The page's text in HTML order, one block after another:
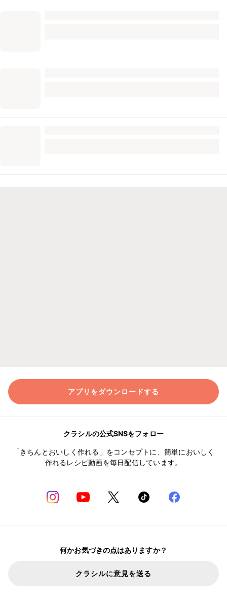
アプリをダウンロードする
クラシルの公式SNSをフォロー
「きちんとおいしく作れる」をコンセプトに、簡単においしく
作れるレシピ動画を毎日配信しています。
何かお気づきの点はありますか？
クラシルに意見を送る